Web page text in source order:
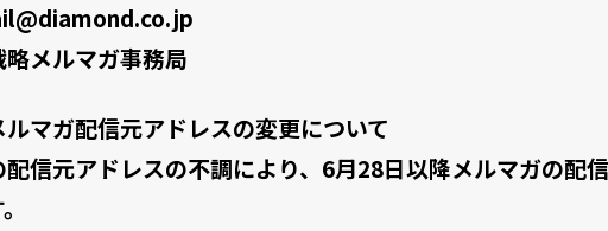
メルマガ事務局
マガ配信元アドレスの変更について
信元アドレスの不調により、6月28日以降メルマガの配